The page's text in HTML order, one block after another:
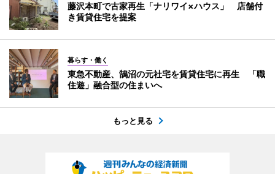
藤沢本町で古家再生「ナリワイ×ハウス」 店舗付
き賃貸住宅を提案
暮らす・働く
東急不動産、鵠沼の元社宅を賃貸住宅に再生 「職
住遊」融合型の住まいへ
もっと見る